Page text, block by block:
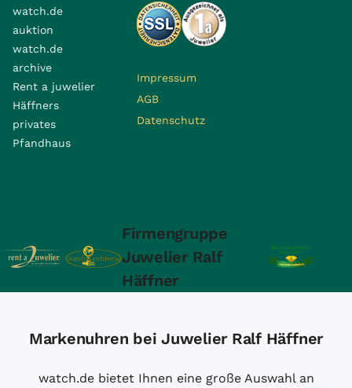
watch.de
auktion
watch.de
archive
Rent a juwelier
Häffners
privates
Pfandhaus
Impressum
AGB
Datenschutz
Firmengruppe
Juwelier Ralf
Häffner
Markenuhren bei Juwelier Ralf Häffner
watch.de bietet Ihnen eine große Auswahl an